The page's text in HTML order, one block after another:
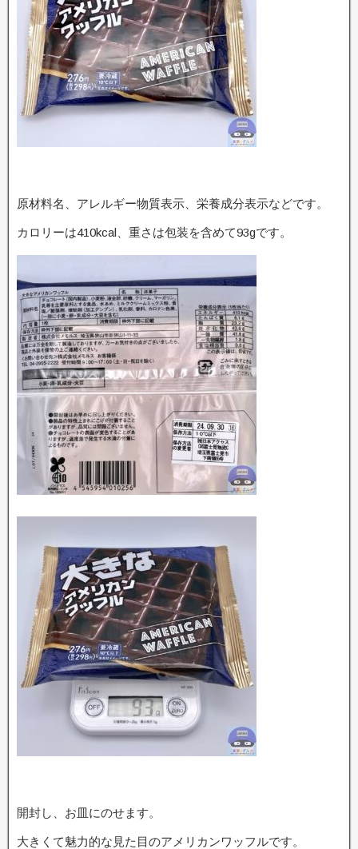
原材料名、アレルギー物質表示、栄養成分表示などです。
カロリーは410kcal、重さは包装を含めて93gです。
開封し、お皿にのせます。
大きくて魅力的な見た目のアメリカンワッフルです。